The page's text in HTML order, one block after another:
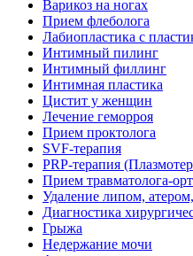
Варикоз на ногах
Прием флеболога
Лабиопластика с
Интимный пилинг
Интимный филлинг
Интимная пластика
Цистит у женщин
Лечение геморроя
Прием проктолога
SVF-терапия
PRP-терапия
Прием травматолога-
Удаление липом,
Диагностика
Грыжа
Недержание мочи